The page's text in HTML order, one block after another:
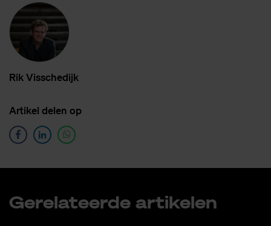
Rik Vis­sche­dijk
Ar­ti­kel de­len op
Ge­re­la­teer­de ar­ti­ke­len